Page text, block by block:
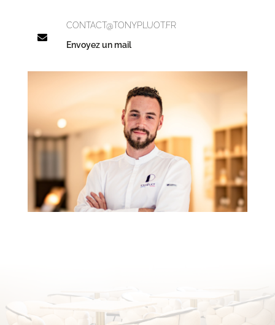

CONTACT@TONYPLUOT.FR
Envoyez un mail